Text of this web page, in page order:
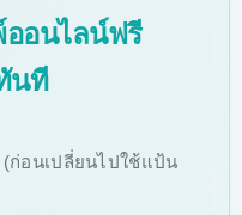
อนไลน์ฟรี
นที
อนเปลี่ยนไปใช้แป้น